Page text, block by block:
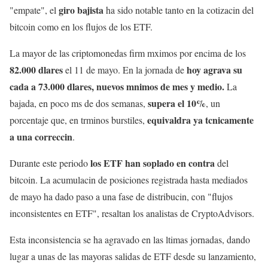
"empate", el giro bajistaha sido notable tanto en la cotizacin del
bitcoin como en los flujos de los ETF.
La mayor de las criptomonedas firm mximos por encima de los
82.000 dlaresel 11 de mayo. En la jornada dehoy agrava su
cada a 73.000 dlares, nuevos mnimos de mes y medio.La
bajada, en poco ms de dos semanas, supera el 10%, un
porcentaje que, en trminos burstiles, equivaldra ya tcnicamente
a una correccin.
Durante este periodolos ETF han soplado en contradel
bitcoin. La acumulacin de posiciones registrada hasta mediados
de mayo ha dado paso a una fase de distribucin, con "flujos
inconsistentes en ETF", resaltan los analistas de CryptoAdvisors.
Esta inconsistencia se ha agravado en las ltimas jornadas, dando
lugar a unas de las mayoras salidas de ETF desde su lanzamiento,